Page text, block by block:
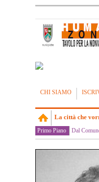
CHI SIAMO
La città che
Primo Piano Dal